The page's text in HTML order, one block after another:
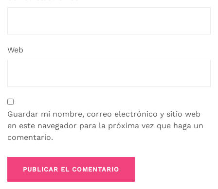
Web
Guardar mi nombre, correo electrónico y sitio web
en este navegador para la próxima vez que haga un
comentario.